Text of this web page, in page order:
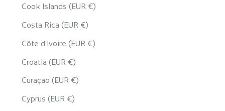
Cook Islands (EUR €)
Costa Rica (EUR €)
Côte d’Ivoire (EUR €)
Croatia (EUR €)
Curaçao (EUR €)
Cyprus (EUR €)